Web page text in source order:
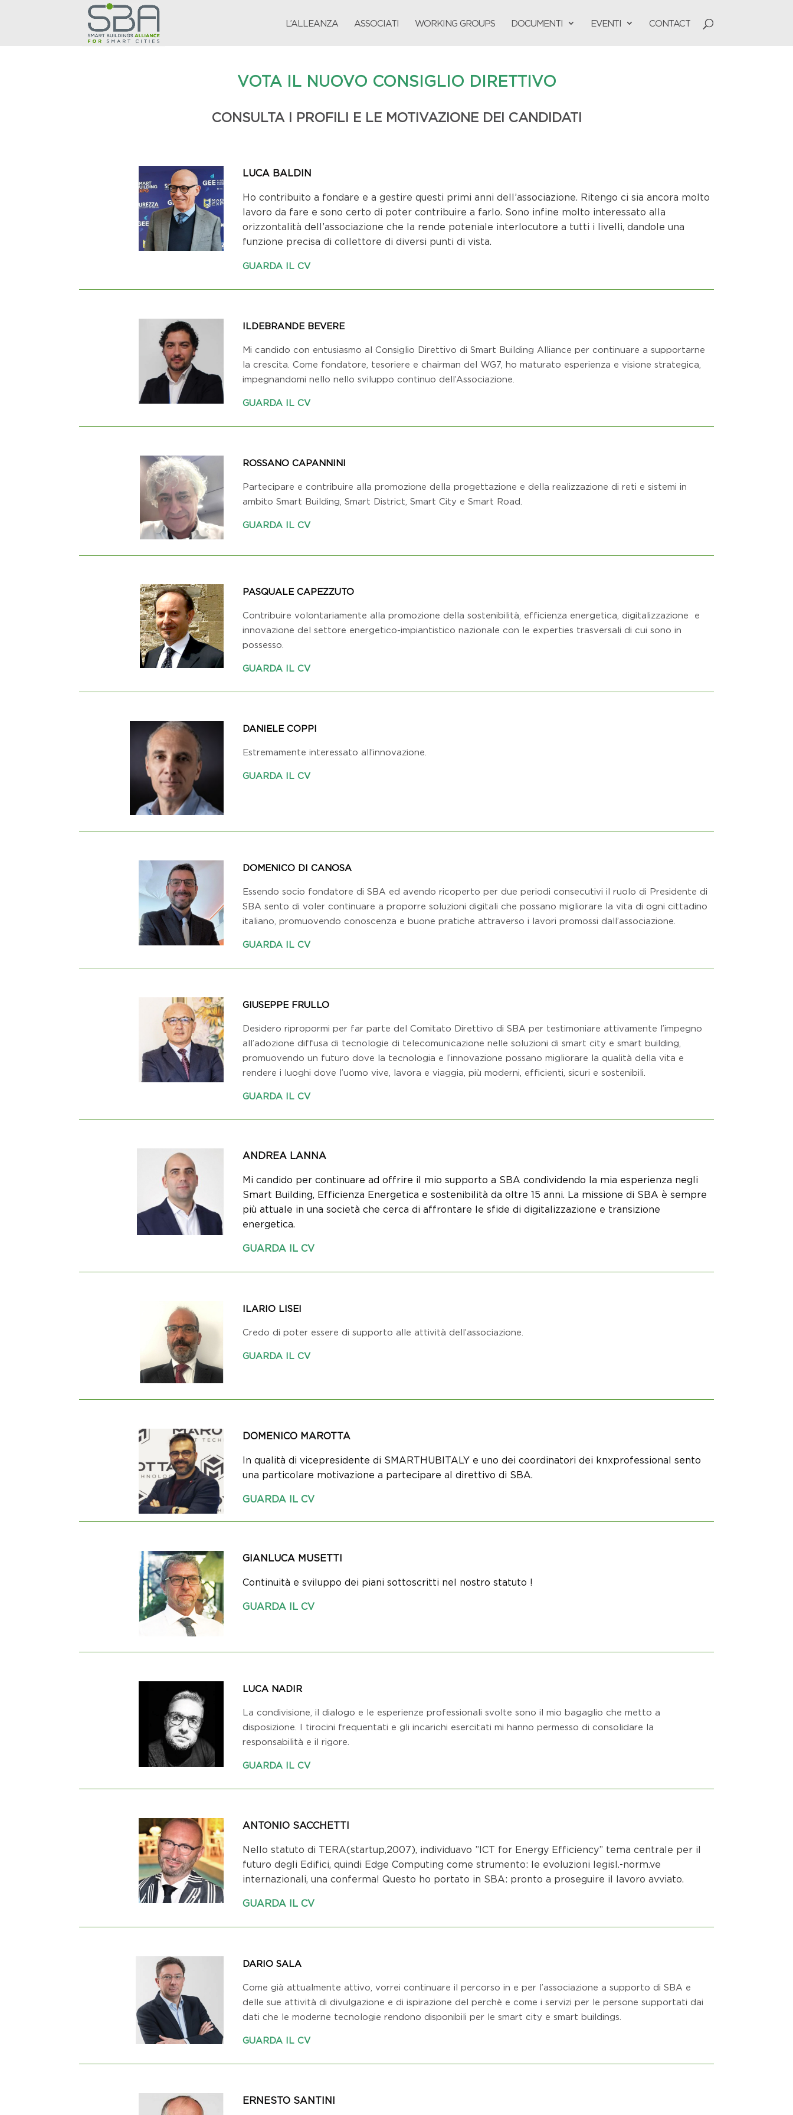
L’ALLEANZA ASSOCIATI WORKING GROUPS DOCUMENTI EVENTI CONTACT
VOTA IL NUOVO CONSIGLIO DIRETTIVO
CONSULTA I PROFILI E LE MOTIVAZIONE DEI CANDIDATI
LUCA BALDIN
Ho contribuito a fondare e a gestire questi primi anni dell’associazione. Ritengo ci sia ancora molto
lavoro da fare e sono certo di poter contribuire a farlo. Sono infine molto interessato alla
orizzontalità dell’associazione che la rende poteniale interlocutore a tutti i livelli, dandole una
funzione precisa di collettore di diversi punti di vista.
GUARDA IL CV
ILDEBRANDE BEVERE
Mi candido con entusiasmo al Consiglio Direttivo di Smart Building Alliance per continuare a supportarne
la crescita. Come fondatore, tesoriere e chairman del WG7, ho maturato esperienza e visione strategica,
impegnandomi nello nello sviluppo continuo dell’Associazione.
GUARDA IL CV
ROSSANO CAPANNINI
Partecipare e contribuire alla promozione della progettazione e della realizzazione di reti e sistemi in
ambito Smart Building, Smart District, Smart City e Smart Road.
GUARDA IL CV
PASQUALE CAPEZZUTO
Contribuire volontariamente alla promozione della sostenibilità, efficienza energetica, digitalizzazione
e
innovazione del settore energetico-impiantistico nazionale con le experties trasversali di cui sono in
possesso.
GUARDA IL CV
DANIELE COPPI
Estremamente interessato all’innovazione.
GUARDA IL CV
DOMENICO DI CANOSA
Essendo socio fondatore di SBA ed avendo ricoperto per due periodi consecutivi il ruolo di Presidente di
SBA sento di voler continuare a proporre soluzioni digitali che possano migliorare la vita di ogni cittadino
italiano, promuovendo conoscenza e buone pratiche attraverso i lavori promossi dall’associazione.
GUARDA IL CV
GIUSEPPE FRULLO
Desidero ripropormi per far parte del Comitato Direttivo di SBA per testimoniare attivamente l’impegno
all’adozione diffusa di tecnologie di telecomunicazione nelle soluzioni di smart city e smart building,
promuovendo un futuro dove la tecnologia e l’innovazione possano migliorare la qualità della vita e
rendere i luoghi dove l’uomo vive, lavora e viaggia, più moderni, efficienti, sicuri e sostenibili.
GUARDA IL CV
ANDREA LANNA
Mi candido per continuare ad offrire il mio supporto a SBA condividendo la mia esperienza negli
Smart Building, Efficienza Energetica e sostenibilità da oltre 15 anni. La missione di SBA è sempre
più attuale in una società che cerca di affrontare le sfide di digitalizzazione e transizione
energetica.
GUARDA IL CV
ILARIO LISEI
Credo di poter essere di supporto alle attività dell’associazione.
GUARDA IL CV
DOMENICO MAROTTA
In qualità di vicepresidente di SMARTHUBITALY e uno dei coordinatori dei knxprofessional sento
una particolare motivazione a partecipare al direttivo di SBA.
GUARDA IL CV
GIANLUCA MUSETTI
Continuità e sviluppo dei piani sottoscritti nel nostro statuto !
GUARDA IL CV
LUCA NADIR
La condivisione, il dialogo e le esperienze professionali svolte sono il mio bagaglio che metto a
disposizione. I tirocini frequentati e gli incarichi esercitati mi hanno permesso di consolidare la
responsabilità e il rigore.
GUARDA IL CV
ANTONIO SACCHETTI
Nello statuto di TERA(startup,2007), individuavo ”ICT for Energy Efficiency” tema centrale per il
futuro degli Edifici, quindi Edge Computing come strumento: le evoluzioni legisl.-norm.ve
internazionali, una conferma! Questo ho portato in SBA: pronto a proseguire il lavoro avviato.
GUARDA IL CV
DARIO SALA
Come già attualmente attivo, vorrei continuare il percorso in e per l’associazione a supporto di SBA e
delle sue attività di divulgazione e di ispirazione del perchè e come i servizi per le persone supportati dai
dati che le moderne tecnologie rendono disponibili per le smart city e smart buildings.
GUARDA IL CV
ERNESTO SANTINI